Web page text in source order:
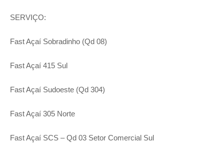
SERVIÇO:
Fast Açaí Sobradinho (Qd 08)
Fast Açaí 415 Sul
Fast Açaí Sudoeste (Qd 304)
Fast Açaí 305 Norte
Fast Açaí SCS – Qd 03 Setor Comercial Sul